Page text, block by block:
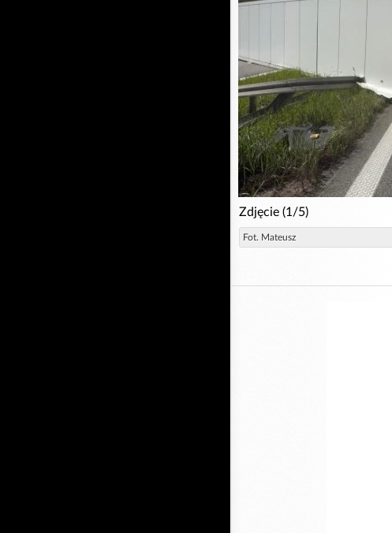
Zdjęcie (1/5)
Fot. Mateusz